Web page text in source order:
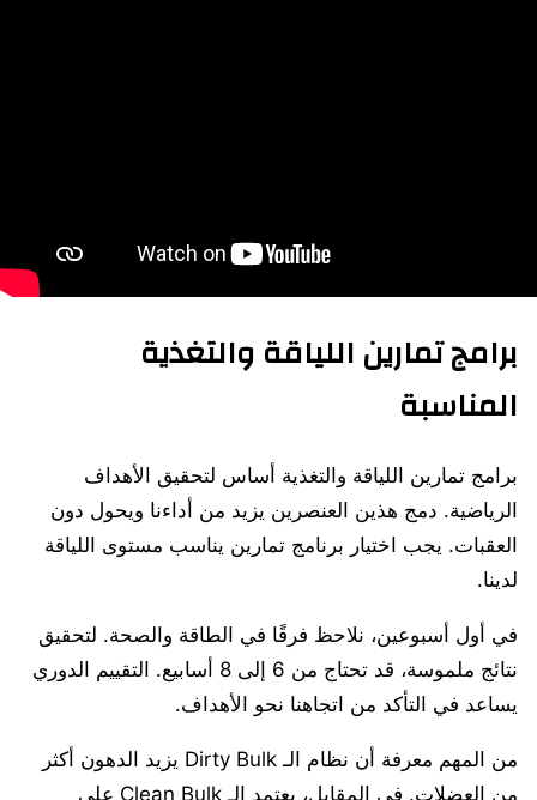
برامج تمارين اللياقة والتغذية
المناسبة
برامج تمارين اللياقة والتغذية أساس لتحقيق الأهداف
الرياضية. دمج هذين العنصرين يزيد من أداءنا ويحول دون
العقبات. يجب اختيار برنامج تمارين يناسب مستوى اللياقة
لدينا.
في أول أسبوعين، نلاحظ فرقًا في الطاقة والصحة. لتحقيق
نتائج ملموسة، قد تحتاج من 6 إلى 8 أسابيع. التقييم الدوري
يساعد في التأكد من اتجاهنا نحو الأهداف.
من المهم معرفة أن نظام الـ Dirty Bulk يزيد الدهون أكثر
من العضلات. في المقابل، يعتمد الـ Clean Bulk على